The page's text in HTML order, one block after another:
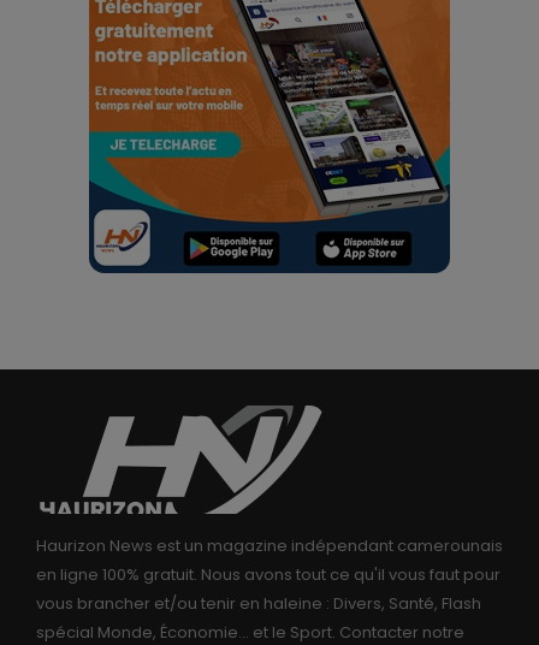
Haurizon News est un magazine indépendant camerounais
en ligne 100% gratuit. Nous avons tout ce qu'il vous faut pour
vous brancher et/ou tenir en haleine : Divers, Santé, Flash
spécial Monde, Économie... et le Sport. Contacter notre